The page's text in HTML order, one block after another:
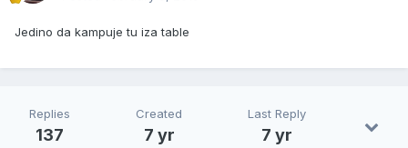
Jedino da kampuje tu iza table
Replies
137
Created
7 yr
Last Reply
7 yr